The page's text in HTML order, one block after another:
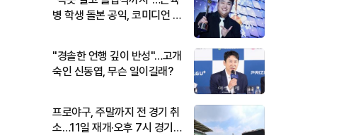
병 학생 돌본 공익, 코미디언 김
"경솔한 언행 깊이 반성"…고개
숙인 신동엽, 무슨 일이길래?
프로야구, 주말까지 전 경기 취
소…11일 재개·오후 7시 경기